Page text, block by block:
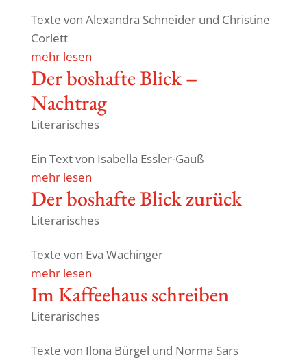
Texte von Alex­andra Schneider und Chris­tine
Corlett
mehr lesen
Der boshafte Blick –
Nachtrag
Literarisches
Ein Text von Isabella Essler-Gauß
mehr lesen
Der boshafte Blick zurück
Literarisches
Texte von Eva Wachinger
mehr lesen
Im Kaffee­haus schreiben
Literarisches
Texte von Ilona Bürgel und Norma Sars